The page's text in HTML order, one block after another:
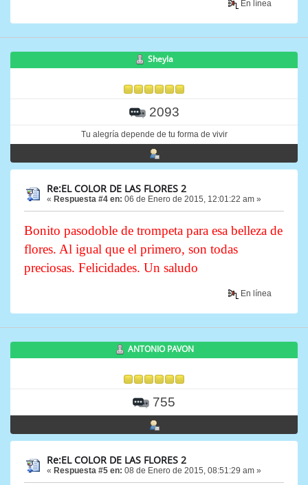
En línea
Sheyla
2093
Tu alegría depende de tu forma de vivir
Re:EL COLOR DE LAS FLORES 2
« Respuesta #4 en: 06 de Enero de 2015, 12:01:22 am »
Bonito pasodoble de trompeta para esa belleza de
flores. Al igual que el primero, son todas
preciosas. Felicidades. Un saludo
En línea
ANTONIO PAVON
755
Re:EL COLOR DE LAS FLORES 2
« Respuesta #5 en: 08 de Enero de 2015, 08:51:29 am »